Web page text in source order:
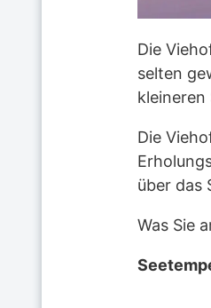
Die
selten
Die
über das
Was Sie